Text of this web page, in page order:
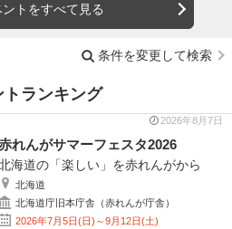
トをすべて見る
条件を変更して検索
トランキング
2026年8月7日
れんがサマーフェスタ2026
海道の「楽しい」を赤れんがから
北海道
北海道庁旧本庁舎（赤れんが庁舎）
2026年7月5日(日)～9月12日(土)